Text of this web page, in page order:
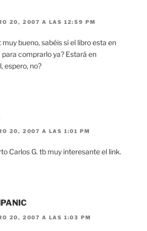
20, 2007 A LAS 12:59 PM
muy bueno, sabéis si el libro esta en
para comprarlo ya? Estará en
espero, no?
20, 2007 A LAS 1:01 PM
Carlos G. tb muy interesante el link.
20, 2007 A LAS 1:03 PM